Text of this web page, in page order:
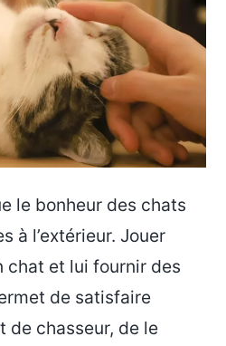
le bonheur des chats
à l’extérieur. Jouer
chat et lui fournir des
de satisfaire
de chasseur, de le